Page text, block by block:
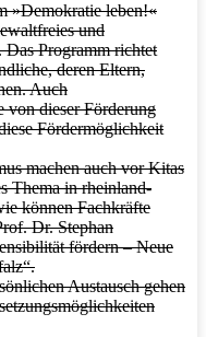
»Demokratie leben!«
und
Das Programm richtet
deren Eltern,
Auch
von dieser Förderung
Fördermöglichkeit
machen auch vor Kitas
Thema in rheinland-
können Fachkräfte
Dr. Stephan
fördern – Neue
Austausch gehen